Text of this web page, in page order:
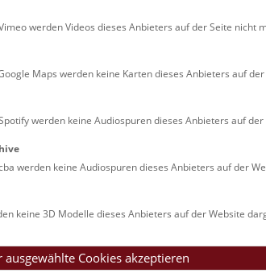
NHM Wien in der Regel geschlossen.
werden Videos dieses Anbieters auf der Seite nicht
Maps werden keine Karten dieses Anbieters auf
werden keine Audiospuren dieses Anbieters auf
werden keine Audiospuren dieses Anbieters auf der
keine 3D Modelle dieses Anbieters auf der Website
ausgewählte Cookies akzeptieren